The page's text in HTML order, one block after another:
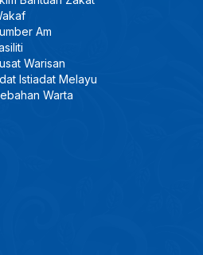
Am
Warisan
Istiadat Melayu
Warta